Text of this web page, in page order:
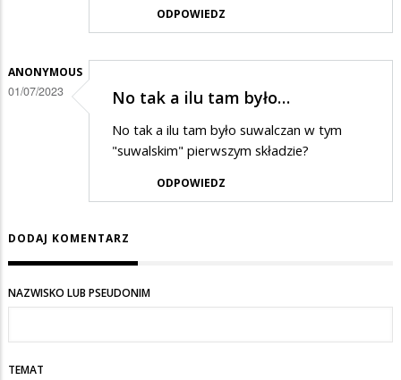
ODPOWIEDZ
ANONYMOUS
01/07/2023 No tak a ilu tam było…
No tak a ilu tam było suwalczan w tym
"suwalskim" pierwszym składzie?
ODPOWIEDZ
DODAJ KOMENTARZ
NAZWISKO LUB PSEUDONIM
TEMAT